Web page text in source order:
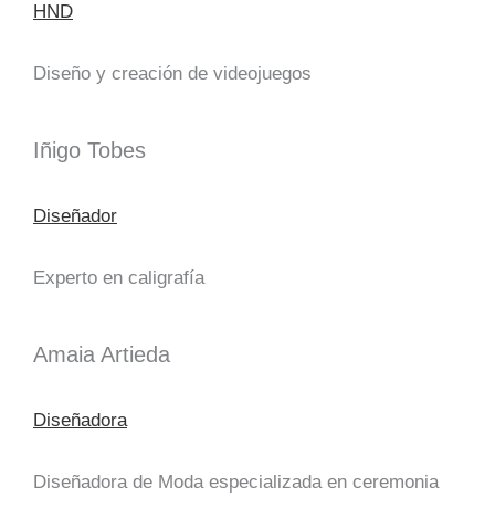
HND
Diseño y creación de videojuegos
Iñigo Tobes
Diseñador
Experto en caligrafía
Amaia Artieda
Diseñadora
Diseñadora de Moda especializada en ceremonia